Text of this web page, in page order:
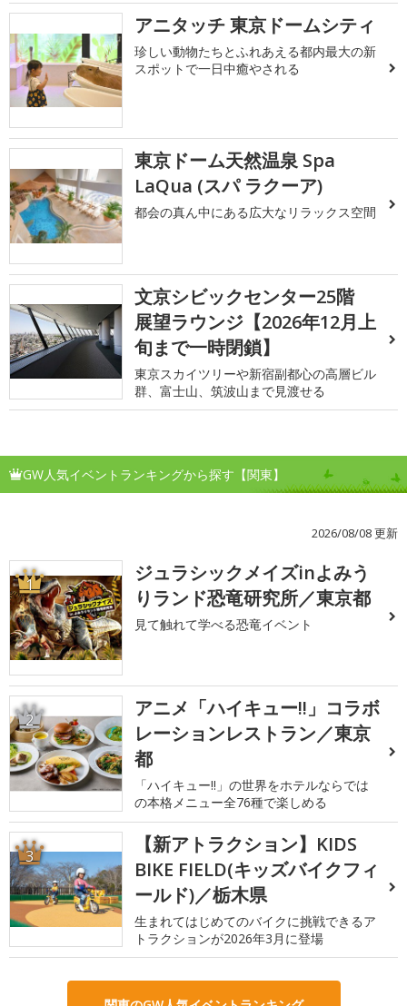
アニタッチ 東京ドームシティ
珍しい動物たちとふれあえる都内最大の新
スポットで一日中癒やされる
東京ドーム天然温泉 Spa
LaQua (スパ ラクーア)
都会の真ん中にある広大なリラックス空間
文京シビックセンター25階
展望ラウンジ【2026年12月上
旬まで一時閉鎖】
東京スカイツリーや新宿副都心の高層ビル
群、富士山、筑波山まで見渡せる
GW人気イベントランキングから探す【関東】
2026/08/08 更新
1
ジュラシックメイズinよみう
りランド恐竜研究所／東京都
見て触れて学べる恐竜イベント
2
アニメ「ハイキュー!!」コラボ
レーションレストラン／東京
都
「ハイキュー!!」の世界をホテルならでは
の本格メニュー全76種で楽しめる
3
【新アトラクション】KIDS
BIKE FIELD(キッズバイクフィ
ールド)／栃木県
生まれてはじめてのバイクに挑戦できるア
トラクションが2026年3月に登場